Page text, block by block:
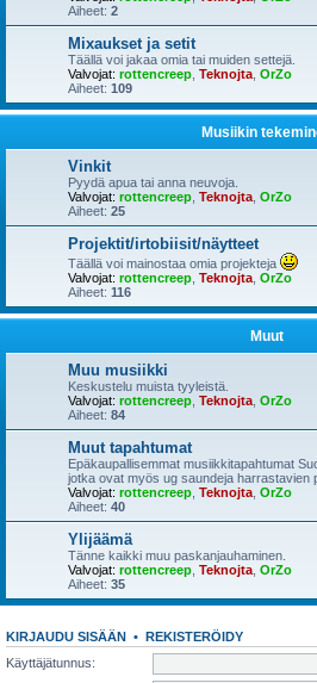
Aiheet: 2
Mixaukset ja setit
Täällä voi jakaa omia tai muiden settejä.
Valvojat: rottencreep Teknojta OrZo
Aiheet: 109
Musiikin
Vinkit
Pyydä apua tai anna neuvoja.
Valvojat: rottencreep Teknojta OrZo
Aiheet: 25
Projektit/irtobiisit/näytteet
Täällä voi mainostaa omia projekteja
Valvojat: rottencreep Teknojta OrZo
Aiheet: 116
Muut
Muu musiikki
Keskustelu muista tyyleistä.
Valvojat: rottencreep Teknojta OrZo
Aiheet: 84
Muut tapahtumat
Epäkaupallisemmat musiikkitapahtumat
jotka ovat myös ug saundeja harrastavien
Valvojat: rottencreep Teknojta OrZo
Aiheet: 40
Ylijäämä
Tänne kaikki muu paskanjauhaminen.
Valvojat: rottencreep Teknojta OrZo
Aiheet: 35
KIRJAUDU SISÄÄN • REKISTERÖIDY
Käyttäjätunnus: